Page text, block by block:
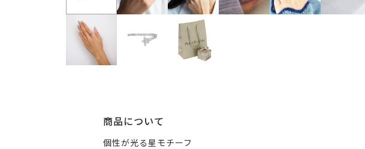
商品について
個性が光る星モチーフ